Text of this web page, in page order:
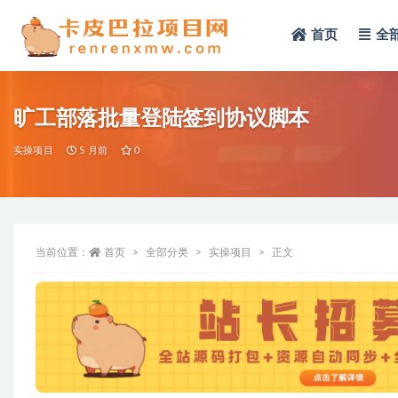
首页 全
旷工部落批量登陆签到协议脚本
实操项目 5 月前 0
当前位置： 首页 全部分类 实操项目 正文